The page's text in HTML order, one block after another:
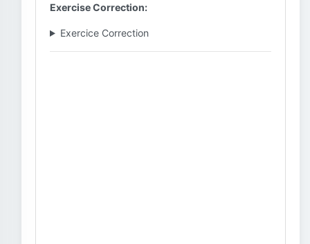
Exercise Correction:
Exercice Correction